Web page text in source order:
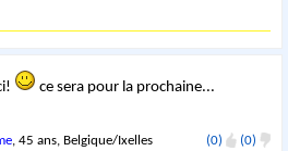
ce sera pour la prochaine...
, 45 ans, Belgique/Ixelles (0) (0)